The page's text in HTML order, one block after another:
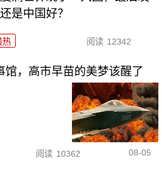
是中国好？
热 阅读 12342
馆，高市早苗的美梦该醒了
阅读 10362 08-05